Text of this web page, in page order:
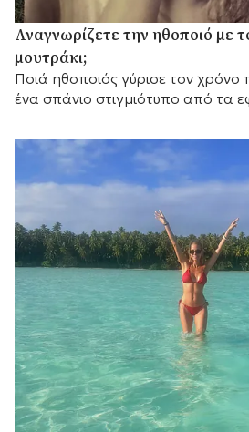
Αναγνωρίζετε την ηθοποιό με
μουτράκι;
Ποιά ηθοποιός γύρισε τον χρόνο
ένα σπάνιο στιγμιότυπο από τα